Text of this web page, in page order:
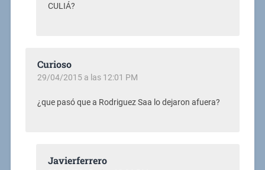
CULIÁ?
Curioso
29/04/2015 a las 12:01 PM
¿que pasó que a Rodriguez Saa lo dejaron afuera?
Javierferrero